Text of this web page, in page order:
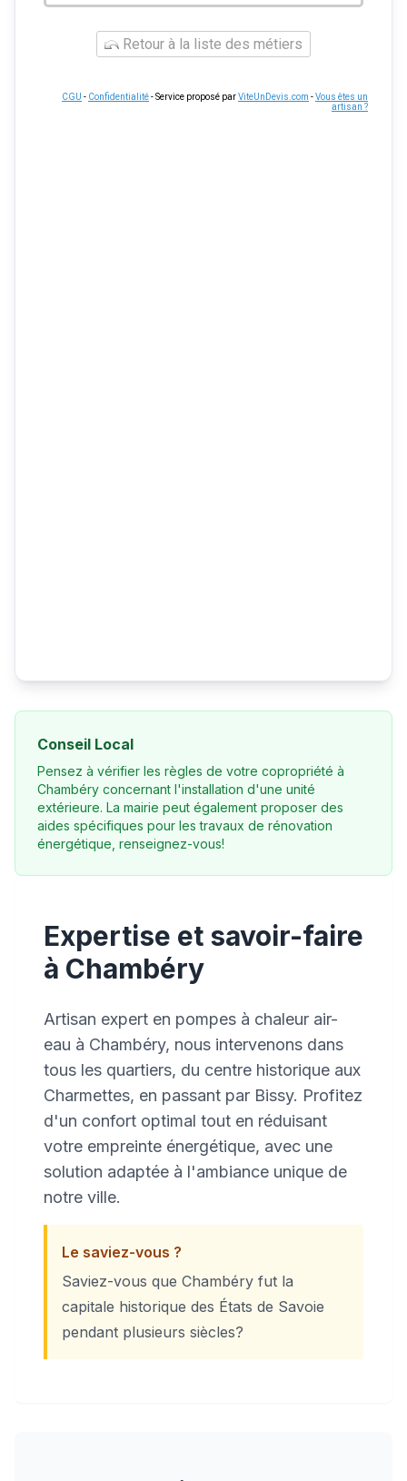
Expertise et savoir-faire
à Chambéry
Artisan expert en pompes à chaleur air-
eau à Chambéry, nous intervenons dans
tous les quartiers, du centre historique aux
Charmettes, en passant par Bissy. Profitez
d'un confort optimal tout en réduisant
votre empreinte énergétique, avec une
solution adaptée à l'ambiance unique de
notre ville.
Le saviez-vous ?
Saviez-vous que Chambéry fut la
capitale historique des États de Savoie
pendant plusieurs siècles?
Retour à la liste des métiers
CGU - Confidentialité- Service proposé parViteUnDevis.com -Vous êtes un
artisan ?
Conseil Local
Pensez à vérifier les règles de votre copropriété à
Chambéry concernant l'installation d'une unité
extérieure. La mairie peut également proposer des
aides spécifiques pour les travaux de rénovation
énergétique, renseignez-vous!